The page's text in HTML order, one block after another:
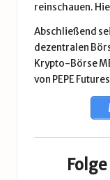
reinschauen.
Abschließend
dezentralen
Krypto-Börse
von PEPE